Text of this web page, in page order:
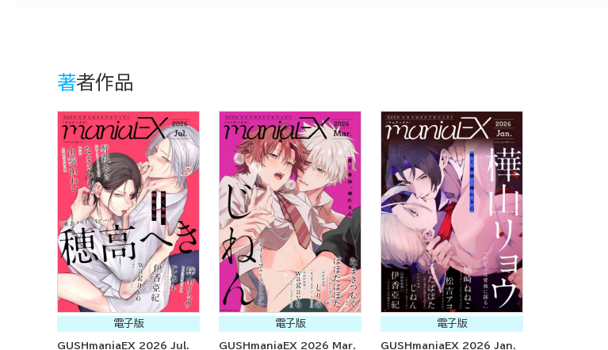
著者作品
電子版
GUSHmaniaEX 2026 Jul.
電子版
GUSHmaniaEX 2026 Mar.
電子版
GUSHmaniaEX 2026 Jan.